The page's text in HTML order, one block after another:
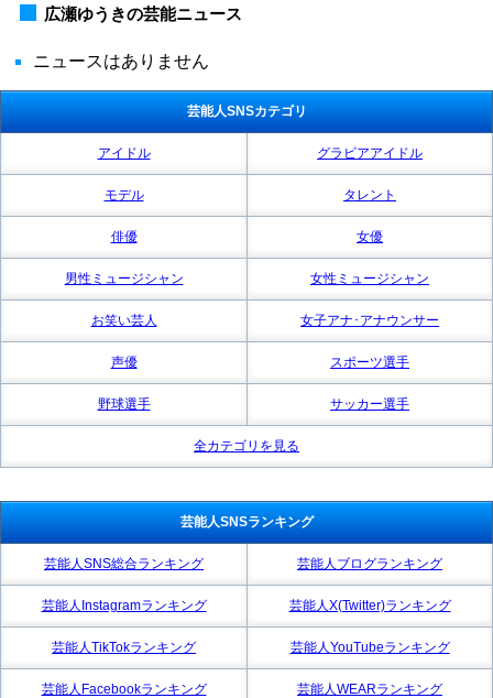
広瀬ゆうきの芸能ニュース
ニュースはありません
芸能人SNSカテゴリ
アイドル グラビアアイドル
モデル タレント
俳優 女優
男性ミュージシャン 女性ミュージシャン
お笑い芸人 女子アナ･アナウンサー
声優 スポーツ選手
野球選手 サッカー選手
全カテゴリを見る
芸能人SNSランキング
芸能人SNS総合ランキング 芸能人ブログランキング
芸能人Instagramランキング 芸能人X(Twitter)ランキング
芸能人TikTokランキング 芸能人YouTubeランキング
芸能人Facebookランキング 芸能人WEARランキング